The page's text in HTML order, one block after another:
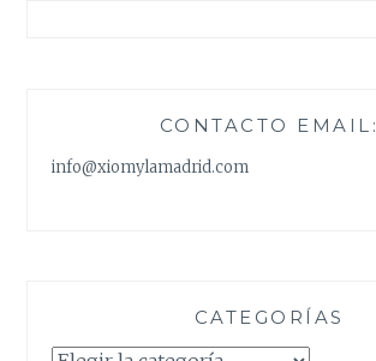
CONTACTO EMAIL:
info@xiomylamadrid.com
CATEGORÍAS